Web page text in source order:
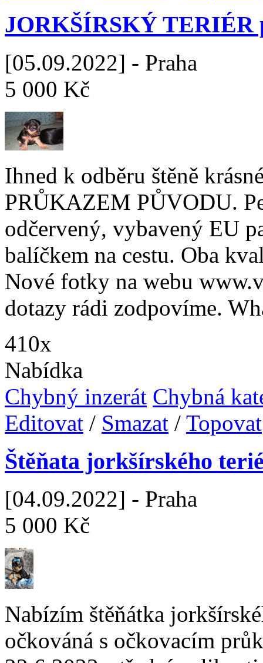
JORKŠÍRSKÝ TERIÉR
[05.09.2022] - Praha
5 000 Kč
Ihned k odběru štěně
PRŮKAZEM PŮVODU.
odčervený, vybavený EU
balíčkem na cestu. Oba
Nové fotky na webu
dotazy rádi zodpovíme.
410x
Nabídka
Chybný inzerát Chybná
Editovat / Smazat / Topovat
Štěňata jorkšírského
[04.09.2022] - Praha
5 000 Kč
Nabízím štěňátka
očkováná s očkovacím